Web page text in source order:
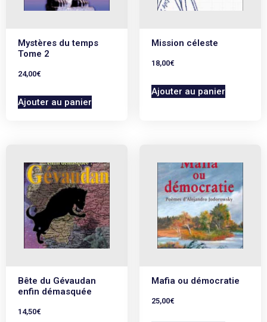
Mystères du temps
Tome 2
24,00€
Ajouter au panier
Mission céleste
18,00€
Ajouter au panier
Bête du Gévaudan
enfin démasquée
14,50€
Mafia ou démocratie
25,00€